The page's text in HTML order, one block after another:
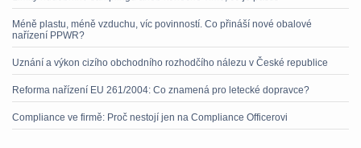
Méně plastu, méně vzduchu, víc povinností. Co přináší nové obalové
nařízení PPWR?
Uznání a výkon cizího obchodního rozhodčího nálezu v České republice
Reforma nařízení EU 261/2004: Co znamená pro letecké dopravce?
Compliance ve firmě: Proč nestojí jen na Compliance Officerovi